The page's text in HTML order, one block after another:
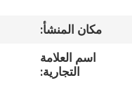
حولمكان المنشأ:
اسم العلامة
التجارية: